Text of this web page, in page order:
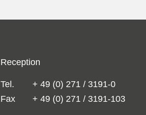
Reception
Tel.
+ 49 (0) 271 / 3191-0
Fax
+ 49 (0) 271 / 3191-103